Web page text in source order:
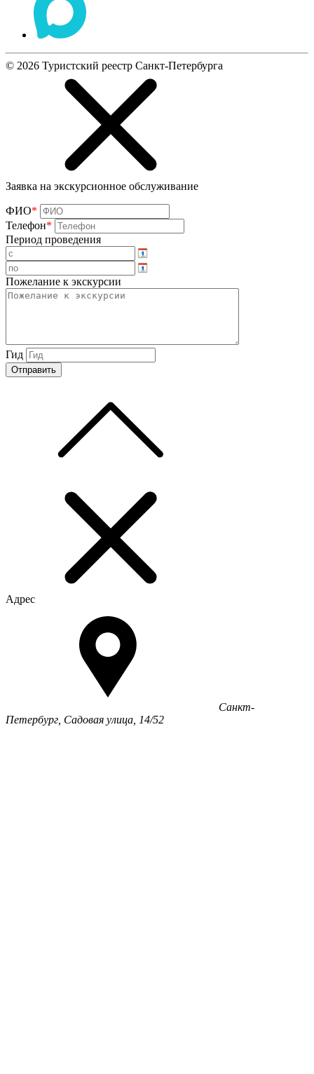
© 2026 Туристский реестр Санкт-Петербурга
Заявка на экскурсионное обслуживание
ФИО*
Телефон*
Период проведения
Пожелание к экскурсии
Гид
Адрес
Санкт-
Петербург, Садовая улица, 14/52